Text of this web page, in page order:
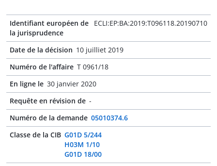
Identifiant européen de
la jurisprudence
ECLI:EP:BA:2019:T096118.20190710
Date de la décision 10 juilliet 2019
Numéro de l'affaire T 0961/18
En ligne le 30 janvier 2020
Requête en révision de -
Numéro de la demande 05010374.6
Classe de la CIB G01D 5/244
H03M 1/10
G01D 18/00